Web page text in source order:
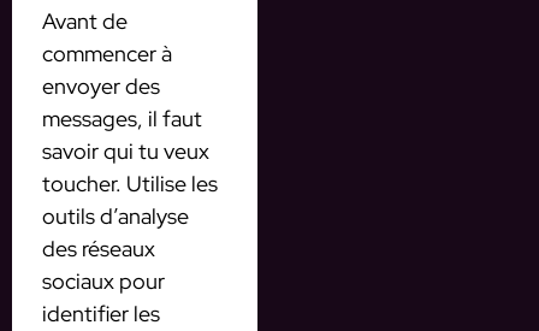
Avant de
commencer à
envoyer des
messages, il faut
savoir qui tu veux
toucher. Utilise les
outils d’analyse
des réseaux
sociaux pour
identifier les